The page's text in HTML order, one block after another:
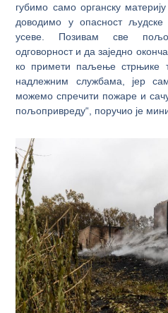
губимо само органску
доводимо у опасност
усеве. Позивам све
одговорност и да заједно
ко примети паљење стрњике
надлежним службама, јер
можемо спречити пожаре и
пољопривреду“, поручио је